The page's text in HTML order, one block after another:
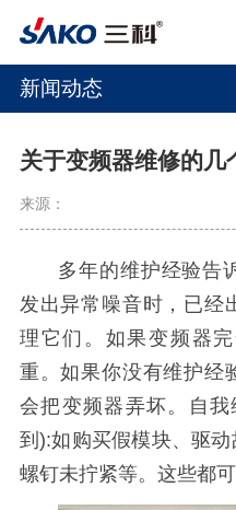
新闻动态
关于变频器维修的几
来源：
多年的维护经验告
发出异常噪音时，已经
理它们。如果变频器
重。如果你没有维护经
会把变频器弄坏。自
到):如购买假模块、驱动
螺钉未拧紧等。这些都